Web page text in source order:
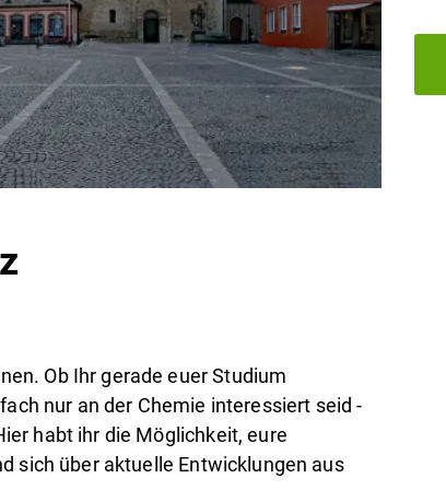
Ob Ihr gerade euer Studium
nur an der Chemie interessiert seid -
habt ihr die Möglichkeit, eure
sich über aktuelle Entwicklungen aus